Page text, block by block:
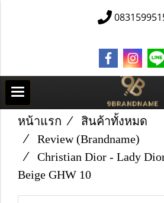
หน้าแรก
สินค้าทั้งหมด
Review (Brandname)
Christian Dior - Lady
Beige GHW 10